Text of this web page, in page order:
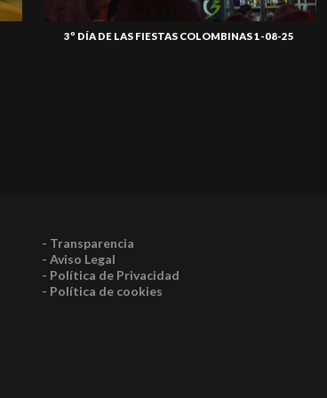
3º DÍA DE LAS FIESTAS COLOMBINAS 1-08-25
- Transparencia
- Aviso Legal
- Política de Privacidad
- Política de cookies